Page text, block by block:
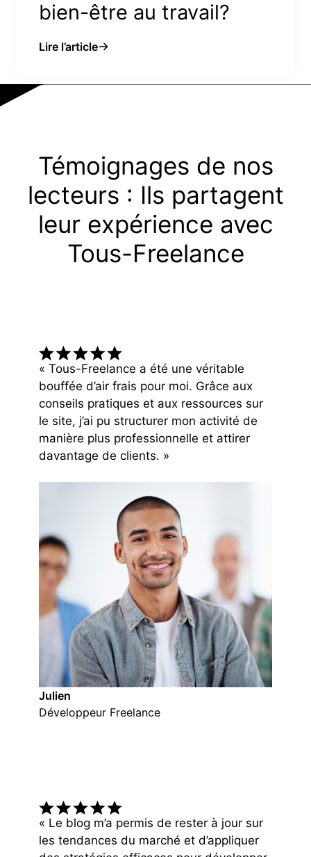
bien-être au travail?
Lire l’article
Témoignages de nos
lecteurs : Ils partagent
leur expérience avec
Tous-Freelance
« Tous-Freelance a été une véritable
bouffée d’air frais pour moi. Grâce aux
conseils pratiques et aux ressources sur
le site, j’ai pu structurer mon activité de
manière plus professionnelle et attirer
davantage de clients. »
Julien
Développeur Freelance
« Le blog m’a permis de rester à jour sur
les tendances du marché et d’appliquer